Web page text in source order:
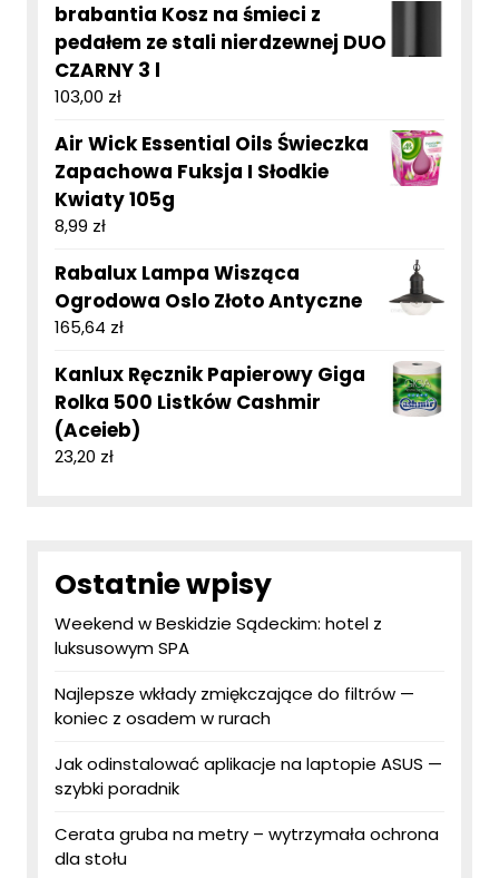
brabantia Kosz na śmieci z
pedałem ze stali nierdzewnej DUO
CZARNY 3 l
103,00 zł
Air Wick Essential Oils Świeczka
Zapachowa Fuksja I Słodkie
Kwiaty 105g
8,99 zł
Rabalux Lampa Wisząca
Ogrodowa Oslo Złoto Antyczne
165,64 zł
Kanlux Ręcznik Papierowy Giga
Rolka 500 Listków Cashmir
(Aceieb)
23,20 zł
Ostatnie wpisy
Weekend w Beskidzie Sądeckim: hotel z
luksusowym SPA
Najlepsze wkłady zmiękczające do filtrów —
koniec z osadem w rurach
Jak odinstalować aplikacje na laptopie ASUS —
szybki poradnik
Cerata gruba na metry – wytrzymała ochrona
dla stołu